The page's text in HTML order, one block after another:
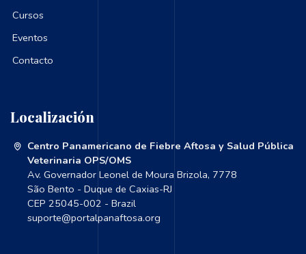
Cursos
Eventos
Contacto
Localización
Centro Panamericano de Fiebre Aftosa y Salud Pública
Veterinaria OPS/OMS
Av. Governador Leonel de Moura Brizola, 7778
São Bento - Duque de Caxias-RJ
CEP 25045-002 - Brazil
suporte@portalpanaftosa.org